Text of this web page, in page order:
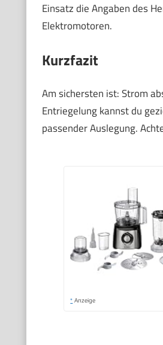
Einsatz die Angaben des
Elektromotoren.
Kurzfazit
Am sichersten ist: Strom
Entriegelung kannst du
passender Auslegung.
* Anzeige